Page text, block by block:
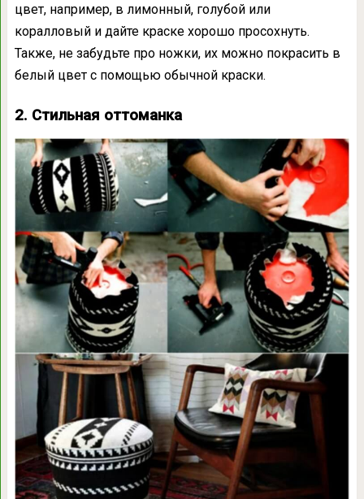
цвет, например, в лимонный, голубой или
коралловый и дайте краске хорошо просохнуть.
Также, не забудьте про ножки, их можно покрасить в
белый цвет с помощью обычной краски.
2. Стильная оттоманка